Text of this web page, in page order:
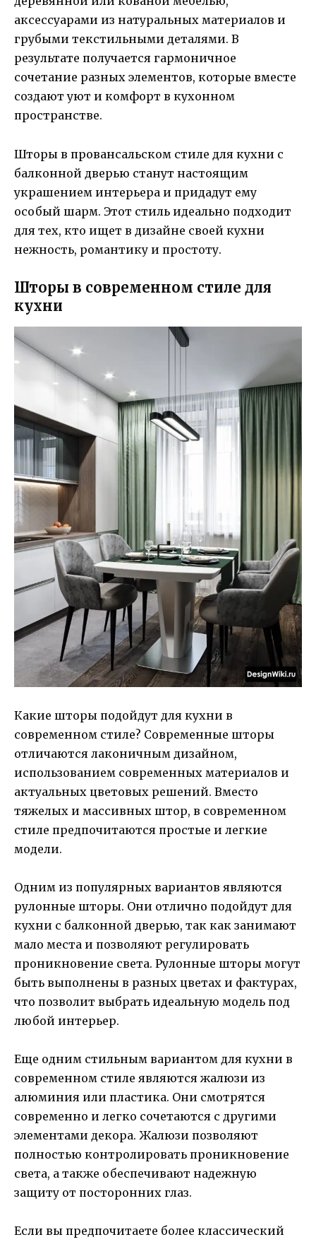
аксессуарами из натуральных материалов и
грубыми текстильными деталями. В
результате получается гармоничное
сочетание разных элементов, которые вместе
создают уют и комфорт в кухонном
пространстве.
Шторы в провансальском стиле для кухни с
балконной дверью станут настоящим
украшением интерьера и придадут ему
особый шарм. Этот стиль идеально подходит
для тех, кто ищет в дизайне своей кухни
нежность, романтику и простоту.
Шторы в современном стиле для
кухни
Какие шторы подойдут для кухни в
современном стиле? Современные шторы
отличаются лаконичным дизайном,
использованием современных материалов и
актуальных цветовых решений. Вместо
тяжелых и массивных штор, в современном
стиле предпочитаются простые и легкие
модели.
Одним из популярных вариантов являются
рулонные шторы. Они отлично подойдут для
кухни с балконной дверью, так как занимают
мало места и позволяют регулировать
проникновение света. Рулонные шторы могут
быть выполнены в разных цветах и фактурах,
что позволит выбрать идеальную модель под
любой интерьер.
Еще одним стильным вариантом для кухни в
современном стиле являются жалюзи из
алюминия или пластика. Они смотрятся
современно и легко сочетаются с другими
элементами декора. Жалюзи позволяют
полностью контролировать проникновение
света, а также обеспечивают надежную
защиту от посторонних глаз.
Если вы предпочитаете более классический